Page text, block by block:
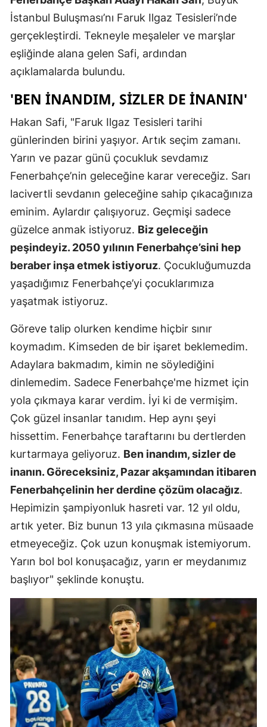
Erzincan
Erzurum
Giresun
Hatay
Isparta
İstanbul
Kayseri
Kırşehir
Konya
Kütahya
Malatya
Manisa
Muş
Nevşehir
Niğde
Ordu
Rize
İstanbul Buluşması’nı Faruk Ilgaz Tesisleri’nde
gerçekleştirdi. Tekneyle meşaleler ve marşlar
eşliğinde alana gelen Safi, ardından
açıklamalarda bulundu.
'BEN INANDIM, SIZLER DE INANIN'
Hakan Safi, "Faruk Ilgaz Tesisleri tarihi
günlerinden birini yaşıyor. Artık seçim zamanı.
Yarın ve pazar günü çocukluk sevdamız
Fenerbahçe’nin geleceğine karar vereceğiz. Sarı
lacivertli sevdanın geleceğine sahip çıkacağınıza
eminim. Aylardır çalışıyoruz. Geçmişi sadece
güzelce anmak istiyoruz. Biz geleceğin
peşindeyiz. 2050 yılının Fenerbahçe’sini hep
beraber inşa etmek istiyoruz. Çocukluğumuzda
yaşadığımız Fenerbahçe’yi çocuklarımıza
yaşatmak istiyoruz.
Göreve talip olurken kendime hiçbir sınır
koymadım. Kimseden de bir işaret beklemedim.
Adaylara bakmadım, kimin ne söylediğini
dinlemedim. Sadece Fenerbahçe'me hizmet için
yola çıkmaya karar verdim. İyi ki de vermişim.
Çok güzel insanlar tanıdım. Hep aynı şeyi
hissettim. Fenerbahçe taraftarını bu dertlerden
kurtarmaya geliyoruz. Ben inandım, sizler de
inanın. Göreceksiniz, Pazar akşamından itibaren
Fenerbahçelinin her derdine çözüm olacağız.
Hepimizin şampiyonluk hasreti var. 12 yıl oldu,
artık yeter. Biz bunun 13 yıla çıkmasına müsaade
etmeyeceğiz. Çok uzun konuşmak istemiyorum.
Yarın bol bol konuşacağız, yarın er meydanımız
başlıyor" şeklinde konuştu.